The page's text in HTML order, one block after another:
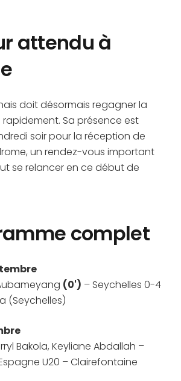
attendu à
doit désormais regagner la
Sa présence est
soir pour la réception de
un rendez-vous important
se relancer en ce début de
complet
(0') – Seychelles 0-4
(Seychelles)
Bakola, Keyliane Abdallah –
U20 – Clairefontaine